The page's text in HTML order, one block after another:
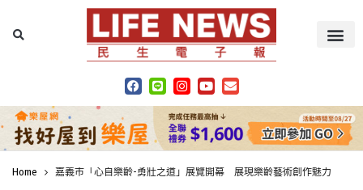
Home 嘉義市「心自樂齡-勇壯之道」展覽開幕 展現樂齡藝術創作魅力